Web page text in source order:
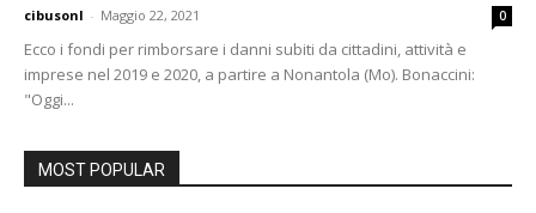
cibusonl - Maggio 22, 2021 0
Ecco i fondi per rimborsare i danni subiti da cittadini, attività e
imprese nel 2019 e 2020, a partire a Nonantola (Mo). Bonaccini:
"Oggi...
MOST POPULAR